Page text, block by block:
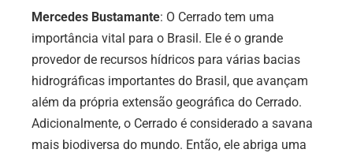
Mercedes Bustamante: O Cerrado tem uma
importância vital para o Brasil. Ele é o grande
provedor de recursos hídricos para várias bacias
hidrográficas importantes do Brasil, que avançam
além da própria extensão geográfica do Cerrado.
Adicionalmente, o Cerrado é considerado a savana
mais biodiversa do mundo. Então, ele abriga uma